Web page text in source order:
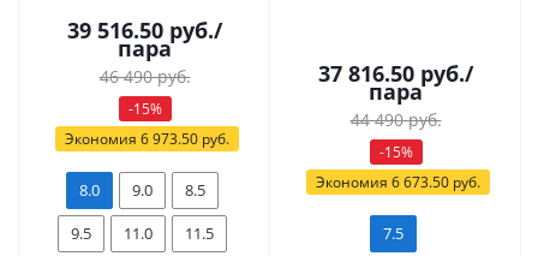
39 516.50 руб./
пара
46 490руб.
-15%
Экономия 6 973.50руб.
8.0 9.0
8.5
9.5
11.0 11.5
37 816.50 руб./
пара
44 490руб.
-15%
Экономия 6 673.50руб.
7.5